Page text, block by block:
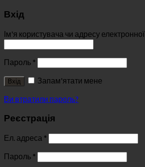
Вхід
Ім'я користувача чи адресу
Пароль *
Вхід
Запам'ятати мене
Ви втратили пароль?
Реєстрація
Ел. адреса *
Пароль *